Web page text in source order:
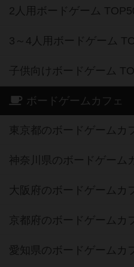
2人用ボードゲーム
3～4人用ボードゲーム
子供向けボードゲーム
ボードゲームカフェ
東京都のボードゲームカ
神奈川県のボードゲーム
大阪府のボードゲームカ
京都府のボードゲームカ
愛知県のボードゲームカ